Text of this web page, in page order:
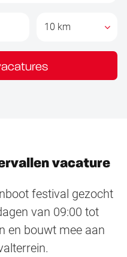
10 km
vacature
festival gezocht
van 09:00 tot
en bouwt mee aan